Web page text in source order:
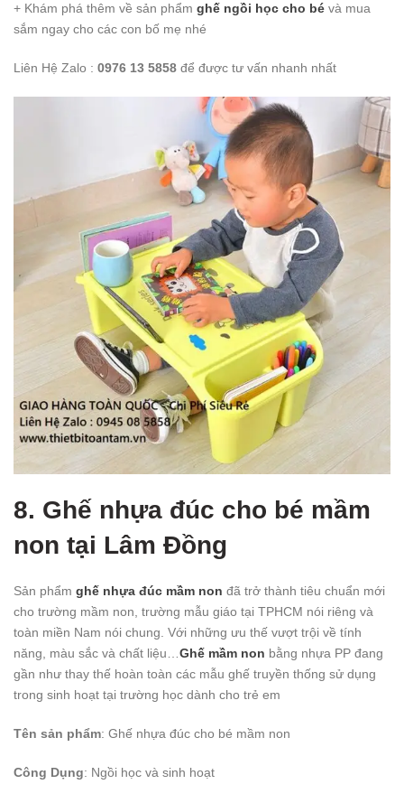
+ Khám phá thêm về sản phẩm ghế ngồi học cho bé và mua
sắm ngay cho các con bố mẹ nhé
Liên Hệ Zalo : 0976 13 5858 để được tư vấn nhanh nhất
8. Ghế nhựa đúc cho bé mầm
non tại Lâm Đồng
Sản phẩm ghế nhựa đúc mầm non đã trở thành tiêu chuẩn mới
cho trường mầm non, trường mẫu giáo tại TPHCM nói riêng và
toàn miền Nam nói chung. Với những ưu thế vượt trội về tính
năng, màu sắc và chất liệu… Ghế mầm non bằng nhựa PP đang
gần như thay thế hoàn toàn các mẫu ghế truyền thống sử dụng
trong sinh hoạt tại trường học dành cho trẻ em
Tên sản phẩm: Ghế nhựa đúc cho bé mầm non
Công Dụng: Ngồi học và sinh hoạt